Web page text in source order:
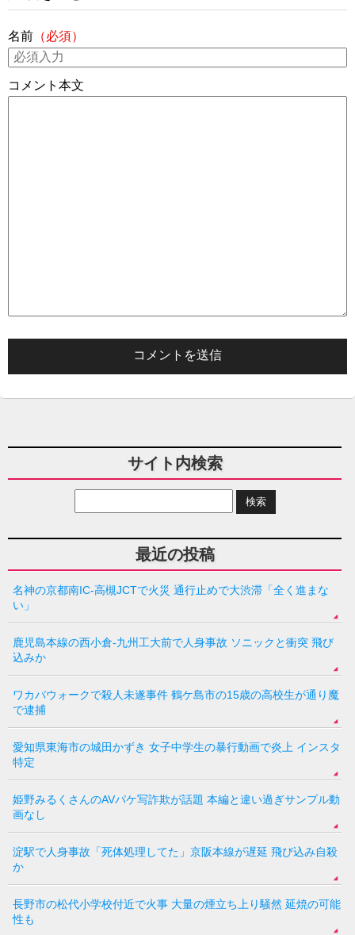
名前 （必須）
コメント本文
サイト内検索
最近の投稿
名神の京都南IC-高槻JCTで火災 通行止めで大渋滞「全く進まな
い」
鹿児島本線の西小倉-九州工大前で人身事故 ソニックと衝突 飛び
込みか
ワカバウォークで殺人未遂事件 鶴ケ島市の15歳の高校生が通り魔
で逮捕
愛知県東海市の城田かずき 女子中学生の暴行動画で炎上 インスタ
特定
姫野みるくさんのAVパケ写詐欺が話題 本編と違い過ぎサンプル動
画なし
淀駅で人身事故「死体処理してた」京阪本線が遅延 飛び込み自殺
か
長野市の松代小学校付近で火事 大量の煙立ち上り騒然 延焼の可能
性も